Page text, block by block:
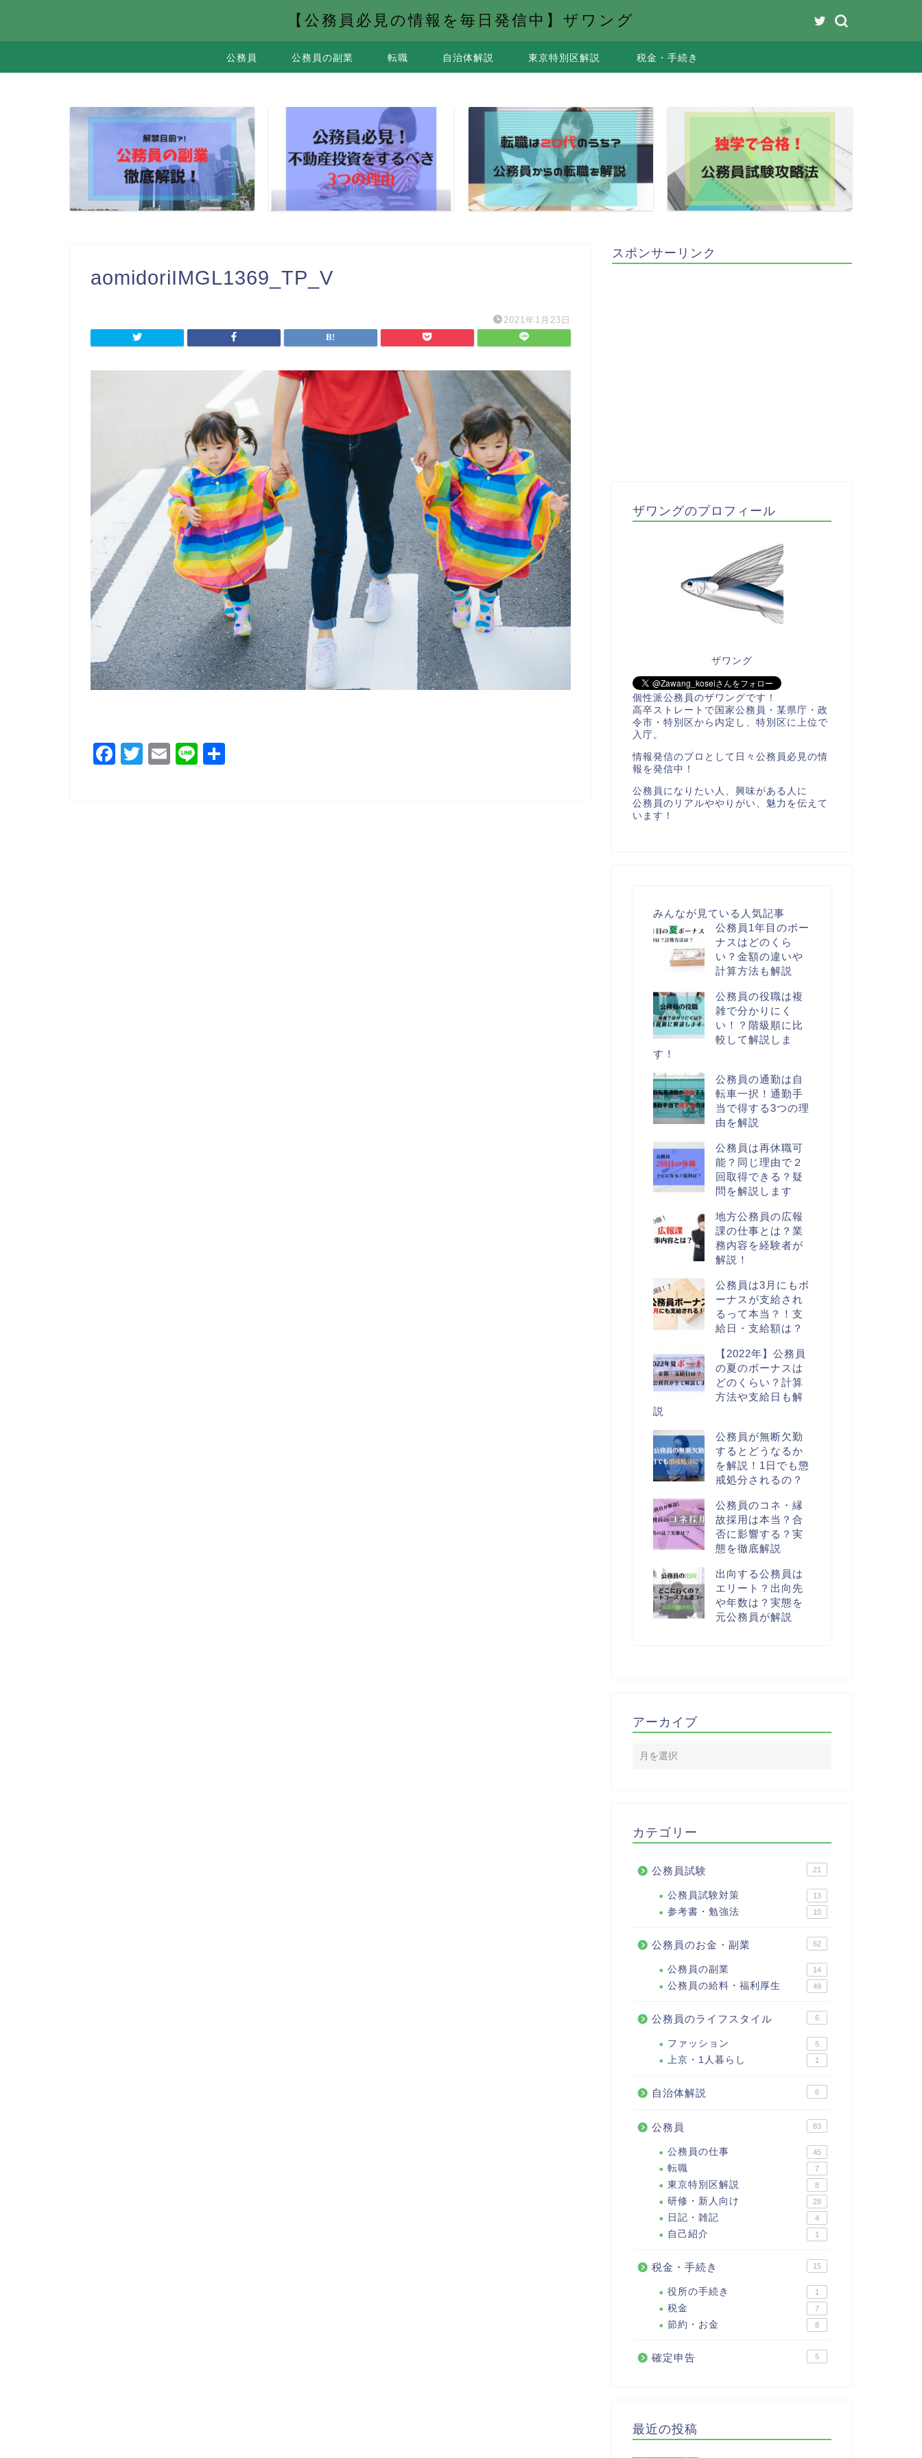
【公務員必見の情報を毎日発信中】ザワング
公務員 公務員の副業 転職 自治体解説 東京特別区解説 税金・手続き
aomidoriIMGL1369_TP_V
2021年1月23日
F
T
E
Li
スポンサーリンク
ザワングのプロフィール
ザワング
個性派公務員のザワングです！
高卒ストレートで国家公務員・某県庁・政
令市・特別区から内定し、特別区に上位で
入庁。
情報発信のプロとして日々公務員必見の情
報を発信中！
公務員になりたい人、興味がある人に
公務員のリアルややりがい、魅力を伝えて
います！
みんなが見ている人気記事
公務員1年目のボー
ナスはどのくら
い？金額の違いや
計算方法も解説
公務員の役職は複
雑で分かりにく
い！？階級順に比
較して解説しま
す！
公務員の通勤は自
転車一択！通勤手
当で得する3つの理
由を解説
公務員は再休職可
能？同じ理由で２
回取得できる？疑
問を解説します
地方公務員の広報
課の仕事とは？業
務内容を経験者が
解説！
公務員は3月にもボ
ーナスが支給され
るって本当？！支
給日・支給額は？
【2022年】公務員
の夏のボーナスは
どのくらい？計算
方法や支給日も解
説
公務員が無断欠勤
するとどうなるか
を解説！1日でも懲
戒処分されるの？
公務員のコネ・縁
故採用は本当？合
否に影響する？実
態を徹底解説
出向する公務員は
エリート？出向先
や年数は？実態を
元公務員が解説
アーカイブ
カテゴリー
公務員試験 21
公務員試験対策 13
参考書・勉強法 10
公務員のお金・副業 62
公務員の副業 14
公務員の給料・福利厚生 49
公務員のライフスタイル 6
ファッション 5
上京・1人暮らし 1
自治体解説 6
公務員 83
公務員の仕事 45
転職 7
東京特別区解説 8
研修・新人向け 28
日記・雑記 4
自己紹介 1
税金・手続き 15
役所の手続き 1
税金 7
節約・お金 8
確定申告 5
最近の投稿